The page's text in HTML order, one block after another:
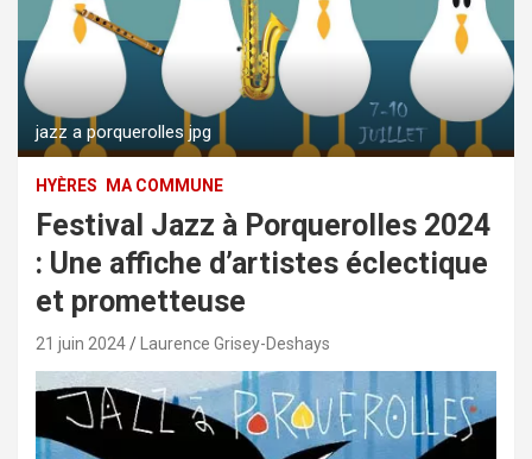
jazz a porquerolles jpg
HYÈRES MA COMMUNE
Festival Jazz à Porquerolles 2024
: Une affiche d’artistes éclectique
et prometteuse
21 juin 2024 Laurence Grisey-Deshays